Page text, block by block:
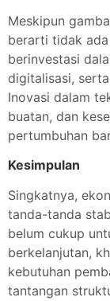
Meskipun
berarti tidak ada
berinvestasi
digitalisasi,
Inovasi dalam
buatan, dan
pertumbuhan
Kesimpulan
Singkatnya,
tanda-tanda
belum cukup
berkelanjutan,
kebutuhan
tantangan